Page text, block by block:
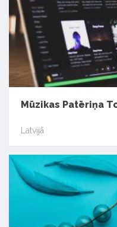
Mūzikas Patēriņa
Latvijā